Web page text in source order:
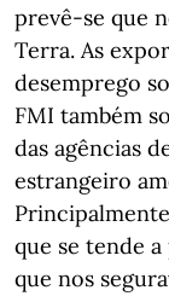
prevê-se que
Terra. As
desemprego
FMI também
das agências
estrangeiro
que se tende
que nos